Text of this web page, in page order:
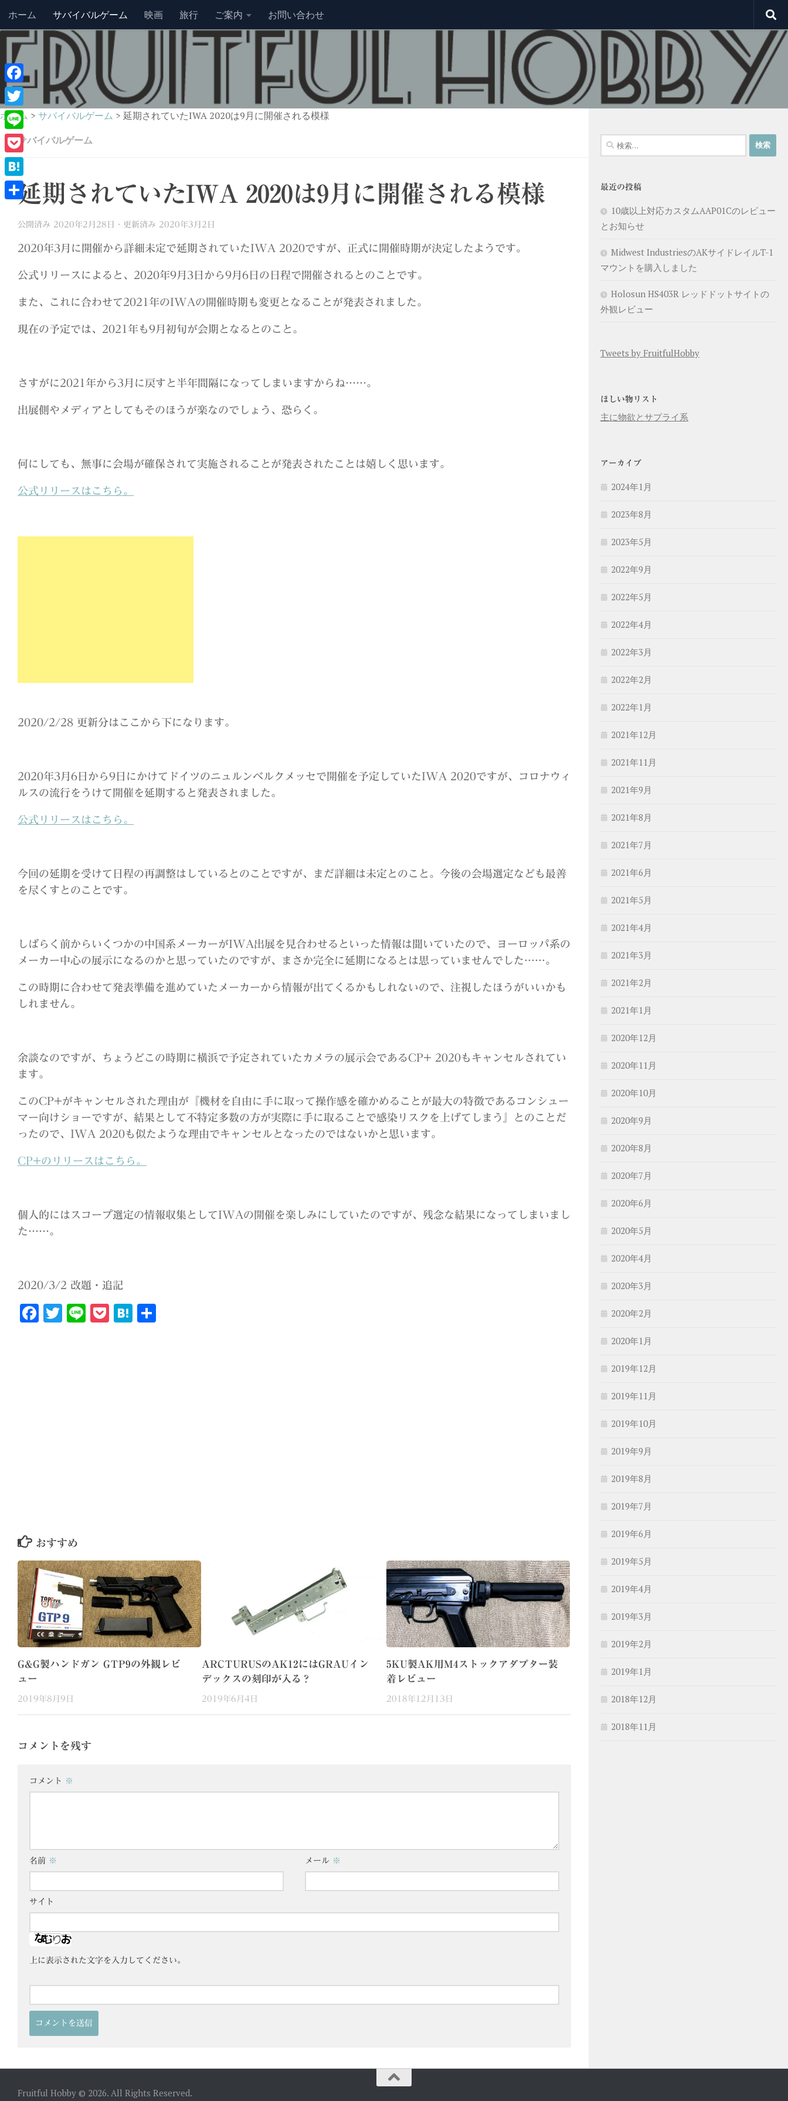
コンテンツへスキップ
ホーム サバイバルゲーム 映画 旅行 ご案内 お問い合わせ
ホーム > サバイバルゲーム > 延期されていたIWA 2020は9月に開催される模様
サバイバルゲーム
延期されていたIWA 2020は9月に開催される模様
公開済み 2020年2月28日 · 更新済み 2020年3月2日
2020年3月に開催から詳細未定で延期されていたIWA 2020ですが、正式に開催時期が決定したようです。
公式リリースによると、2020年9月3日から9月6日の日程で開催されるとのことです。
また、これに合わせて2021年のIWAの開催時期も変更となることが発表されました。
現在の予定では、2021年も9月初旬が会期となるとのこと。
さすがに2021年から3月に戻すと半年間隔になってしまいますからね……。
出展側やメディアとしてもそのほうが楽なのでしょう、恐らく。
何にしても、無事に会場が確保されて実施されることが発表されたことは嬉しく思います。
公式リリースはこちら。
2020/2/28 更新分はここから下になります。
2020年3月6日から9日にかけてドイツのニュルンベルクメッセで開催を予定していたIWA 2020ですが、コロナウィ
ルスの流行をうけて開催を延期すると発表されました。
公式リリースはこちら。
今回の延期を受けて日程の再調整はしているとのことですが、まだ詳細は未定とのこと。今後の会場選定なども最善
を尽くすとのことです。
しばらく前からいくつかの中国系メーカーがIWA出展を見合わせるといった情報は聞いていたので、ヨーロッパ系の
メーカー中心の展示になるのかと思っていたのですが、まさか完全に延期になるとは思っていませんでした……。
この時期に合わせて発表準備を進めていたメーカーから情報が出てくるかもしれないので、注視したほうがいいかも
しれません。
余談なのですが、ちょうどこの時期に横浜で予定されていたカメラの展示会であるCP+ 2020もキャンセルされてい
ます。
このCP+がキャンセルされた理由が『機材を自由に手に取って操作感を確かめることが最大の特徴であるコンシュー
マー向けショーですが、結果として不特定多数の方が実際に手に取ることで感染リスクを上げてしまう』とのことだ
ったので、IWA 2020も似たような理由でキャンセルとなったのではないかと思います。
CP+のリリースはこちら。
個人的にはスコープ選定の情報収集としてIWAの開催を楽しみにしていたのですが、残念な結果になってしまいまし
た……。
2020/3/2 改題・追記
Facebook
Twitter
LinePocketHatena
おすすめ
G&G製ハンドガン GTP9の外観レビ
ュー
2019年8月9日
ARCTURUSのAK12にはGRAUイン
デックスの刻印が入る？
2019年6月4日
5KU製AK用M4ストックアダプター装
着レビュー
2018年12月13日
コメントを残す
コメント ※
名前 ※ メール ※
サイト
上に表示された文字を入力してください。
検
索:
最近の投稿
10歳以上対応カスタムAAP01Cのレビュー
とお知らせ
Midwest IndustriesのAKサイドレイルT-1
マウントを購入しました
Holosun HS403R レッドドットサイトの
外観レビュー
Tweets by FruitfulHobby
ほしい物リスト
主に物欲とサプライ系
アーカイブ
2024年1月
2023年8月
2023年5月
2022年9月
2022年5月
2022年4月
2022年3月
2022年2月
2022年1月
2021年12月
2021年11月
2021年9月
2021年8月
2021年7月
2021年6月
2021年5月
2021年4月
2021年3月
2021年2月
2021年1月
2020年12月
2020年11月
2020年10月
2020年9月
2020年8月
2020年7月
2020年6月
2020年5月
2020年4月
2020年3月
2020年2月
2020年1月
2019年12月
2019年11月
2019年10月
2019年9月
2019年8月
2019年7月
2019年6月
2019年5月
2019年4月
2019年3月
2019年2月
2019年1月
2018年12月
2018年11月
Fruitful Hobby © 2026. All Rights Reserved.
Facebook
Twitter
Line
Pocket
Hatena